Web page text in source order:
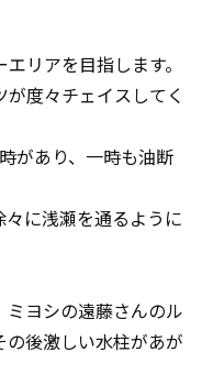
リアを目指します。
度々チェイスしてく
があり、一時も油断
々に浅瀬を通るように
ミヨシの遠藤さんのル
の後激しい水柱があが